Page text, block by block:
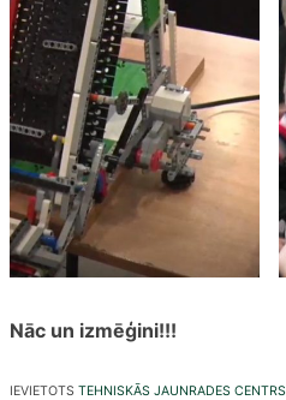
Nāc un izmēģini!!!
IEVIETOTS TEHNISKĀS JAUNRADES CENTRS